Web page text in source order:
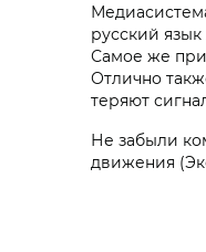
русский
Самое же
Отлично
теряют
Не забыли
движения